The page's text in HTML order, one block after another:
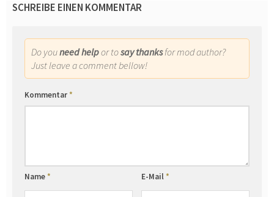
SCHREIBE EINEN KOMMENTAR
Do youneed helpor tosay thanksfor mod author?
Just leave a comment bellow!
Kommentar*
Name* E-Mail*